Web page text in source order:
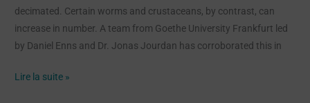
decimated. Certain worms and crustaceans, by contrast, can
increase in number. A team from Goethe University Frankfurt led
by Daniel Enns and Dr. Jonas Jourdan has corroborated this in
Lire la suite »